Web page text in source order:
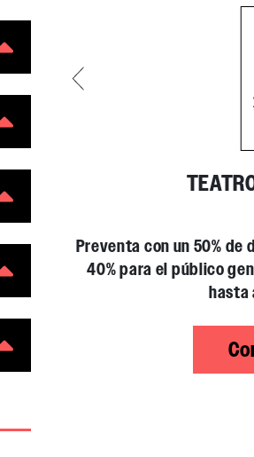
Preventa con un 50%
40% para el público
hasta
Preventa con un 50%
40% para el público
hasta
Al término de esta
Preventa con un 50%
40% para el público
hasta